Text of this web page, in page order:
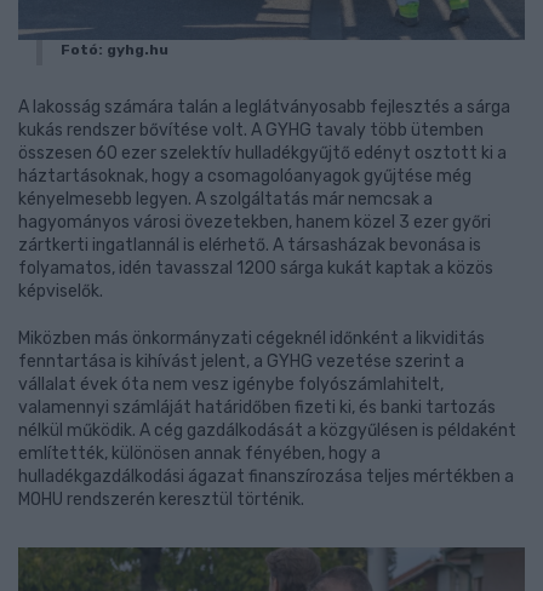
Fotó: gyhg.hu
A lakosság számára talán a leglátványosabb fejlesztés a sárga
kukás rendszer bővítése volt. A GYHG tavaly több ütemben
összesen 60 ezer szelektív hulladékgyűjtő edényt osztott ki a
háztartásoknak, hogy a csomagolóanyagok gyűjtése még
kényelmesebb legyen. A szolgáltatás már nemcsak a
hagyományos városi övezetekben, hanem közel 3 ezer győri
zártkerti ingatlannál is elérhető. A társasházak bevonása is
folyamatos, idén tavasszal 1200 sárga kukát kaptak a közös
képviselők.
Miközben más önkormányzati cégeknél időnként a likviditás
fenntartása is kihívást jelent, a GYHG vezetése szerint a
vállalat évek óta nem vesz igénybe folyószámlahitelt,
valamennyi számláját határidőben fizeti ki, és banki tartozás
nélkül működik. A cég gazdálkodását a közgyűlésen is példaként
említették, különösen annak fényében, hogy a
hulladékgazdálkodási ágazat finanszírozása teljes mértékben a
MOHU rendszerén keresztül történik.